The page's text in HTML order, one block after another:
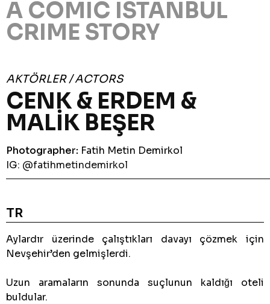
A COMIC ISTANBUL
CRIME STORY
AKTÖRLER / ACTORS
CENK & ERDEM &
MALİK BEŞER
Photographer: Fatih Metin Demirkol
IG: @fatihmetindemirkol
TR
Aylardır üzerinde çalıştıkları davayı çözmek için
Nevşehir’den gelmişlerdi.
Uzun aramaların sonunda suçlunun kaldığı oteli
buldular.